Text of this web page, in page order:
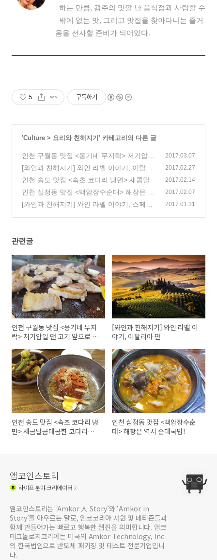
하는 만큼, 광주의 맛깔 난 음식점과 사랑할 수
밖에 없는 맛, 그리고 맛집을 찾아다니는 즐거
움을 선사할 준비가 되어있다.
5 구독하기
'Culture > 요리와 친해지기' 카테고리의 다른 글
인천 구월동 맛집 <옹기네 무지락> 저기압일
땐 고기 앞으로 돌진!
(0)
2017.03.07
[와인과 친해지기] 와인 라벨 이야기, 이탈리
아 편
(0)
2017.02.27
인천 송도 맛집 <속초 코다리 냉면> 새콤달콤
매콤한 코다리냉면 맛보러 고고!
(0)
2017.02.14
인천 십정동 맛집 <백암장수순대> 해장은 역
시 순대국밥!
(0)
2017.02.07
[와인과 친해지기] 와인 라벨 이야기, 스페인
2017.01.31
관련글
인천 구월동 맛집 <옹기네 무지
락> 저기압일 땐 고기 앞으로 돌
[와인과 친해지기] 와인 라벨 이
야기, 이탈리아 편
인천 송도 맛집 <속초 코다리 냉
면> 새콤달콤매콤한 코다리냉면
인천 십정동 맛집 <백암장수순
대> 해장은 역시 순대국밥!
앰코인스토리
라이프분야 크리에이터
앰코인스토리는 ‘Amkor 人 Story’와 ‘Amkor in
Story’를 아우르는 말로, 앰코코리아 사원 및 네티즌들과
함께 만들어가는 빠르고 행복한 웹진을 의미합니다. 앰코
테크놀로지코리아는 미국의 Amkor Technology, Inc
의 한국법인으로 반도체 패키징 및 테스트 전문기업입니
다.